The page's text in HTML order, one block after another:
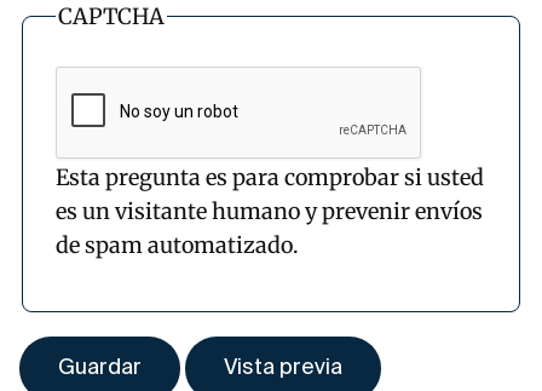
CAPTCHA
Esta pregunta es para comprobar si usted
es un visitante humano y prevenir envíos
de spam automatizado.